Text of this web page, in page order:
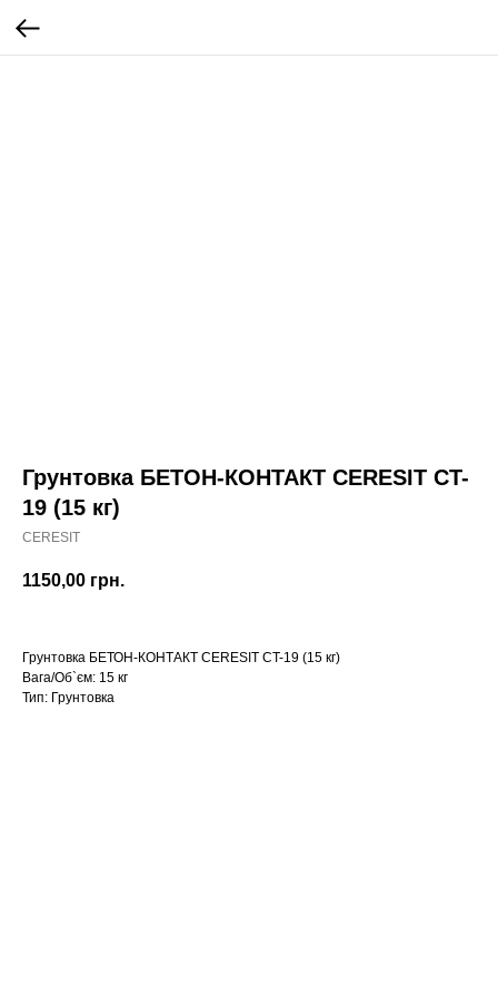
Грунтовка БЕТОН-КОНТАКТ CERESIT CT-
19 (15 кг)
CERESIT
1150,00 грн.
Грунтовка БЕТОН-КОНТАКТ CERESIT CT-19 (15 кг)
Вага/Об`єм: 15 кг
Тип: Грунтовка